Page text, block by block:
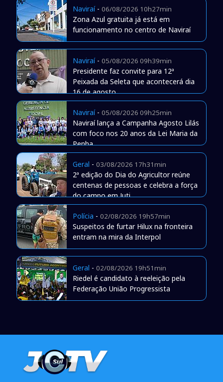
Naviraí- 06/08/2026 10h27min
Zona Azul gratuita já está em
funcionamento no centro de Naviraí
Naviraí- 05/08/2026 09h39min
Presidente faz convite para 12ª
Peixada da Seleta que acontecerá dia
16 de agosto
Naviraí- 05/08/2026 09h25min
Naviraí lança a Campanha Agosto Lilás
com foco nos 20 anos da Lei Maria da
Penha
Geral - 03/08/2026 17h31min
2ª edição do Dia do Agricultor reúne
centenas de pessoas e celebra a força
do campo em Juti
Polícia - 02/08/2026 19h57min
Suspeitos de furtar Hilux na fronteira
entram na mira da Interpol
Geral - 02/08/2026 19h51min
Riedel é candidato à reeleição pela
Federação União Progressista